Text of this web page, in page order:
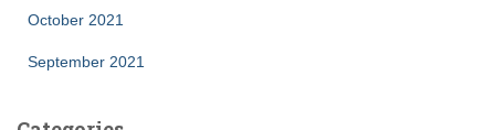
October 2021
September 2021